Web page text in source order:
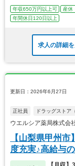
年収650万円以上可 産休
年間休日120日以上
求人の詳細
更新日：2026年6月27日
正社員 ドラッグストア
ウエルシア薬局株式会
【山梨県甲州
度充実♪高給与